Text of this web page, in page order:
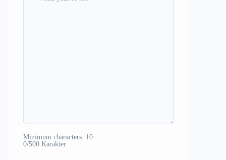
Minimum characters: 10
0/500 Karakter